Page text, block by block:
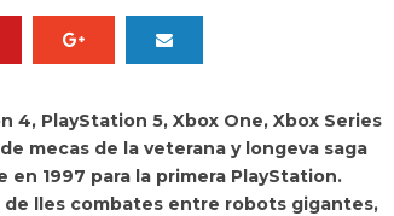
4, PlayStation 5, Xbox One, Xbox Series
mecas de la veterana y longeva saga
1997 para la primera PlayStation.
lles combates entre robots gigantes,